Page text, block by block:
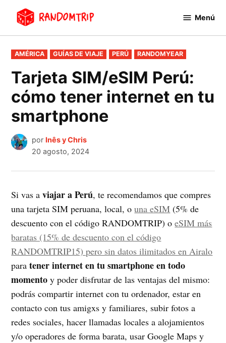
contenido
Menú
PUBLICADO
EN
AMÉRICA GUÍAS DE VIAJE PERÚ RANDOMYEAR
Tarjeta SIM/eSIM Perú:
cómo tener internet en tu
smartphone
por Inês y Chris
20 agosto, 2024
Si vas aviajar a Perú, te recomendamos que compres
una tarjeta SIM peruana, local, ouna eSIM (5% de
descuento con el código RANDOMTRIP) oeSIM más
baratas (15% de descuento con el código
RANDOMTRIP15) pero sin datos ilimitados en Airalo
para tener internet en tu smartphone en todo
momento y poder disfrutar de las ventajas del mismo:
podrás compartir internet con tu ordenador, estar en
contacto con tus amigxs y familiares, subir fotos a
redes sociales, hacer llamadas locales a alojamientos
y/o operadores de forma barata, usar Google Maps y